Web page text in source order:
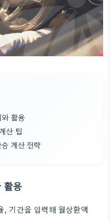
활용
산 팁
계산 전략
활용
, 기간을 입력해 월상환액